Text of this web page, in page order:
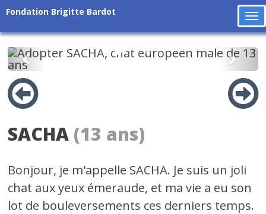
Fondation Brigitte Bardot
Précédent
SACHA (13 ans)
Bonjour, je m'appelle SACHA. Je suis un joli
chat aux yeux émeraude, et ma vie a eu son
lot de bouleversements ces derniers temps.